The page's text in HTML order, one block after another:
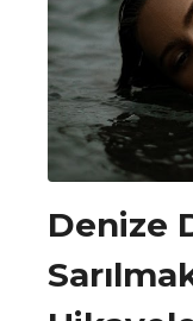
Denize